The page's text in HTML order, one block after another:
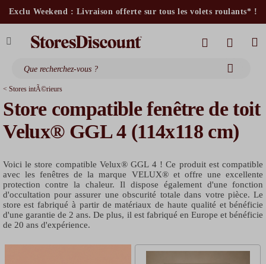
Exclu Weekend : Livraison offerte sur tous les volets roulants* !
stores bannes standards
moustiquaires
< Stores intÃ©rieurs
Store compatible fenêtre de toit
Velux® GGL 4 (114x118 cm)
Voici le store compatible Velux® GGL 4 ! Ce produit est compatible
avec les fenêtres de la marque VELUX® et offre une excellente
protection contre la chaleur. Il dispose également d'une fonction
d'occultation pour assurer une obscurité totale dans votre pièce. Le
store est fabriqué à partir de matériaux de haute qualité et bénéficie
d'une garantie de 2 ans. De plus, il est fabriqué en Europe et bénéficie
de 20 ans d'expérience.